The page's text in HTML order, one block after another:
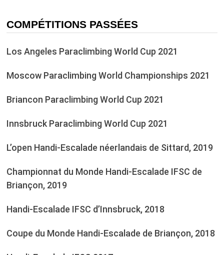
COMPÉTITIONS PASSÉES
Los Angeles Paraclimbing World Cup 2021
Moscow Paraclimbing World Championships 2021
Briancon Paraclimbing World Cup 2021
Innsbruck Paraclimbing World Cup 2021
L’open Handi-Escalade néerlandais de Sittard, 2019
Championnat du Monde Handi-Escalade IFSC de
Briançon, 2019
Handi-Escalade IFSC d’Innsbruck, 2018
Coupe du Monde Handi-Escalade de Briançon, 2018